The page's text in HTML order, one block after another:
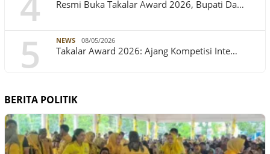
Resmi Buka Takalar Award 2026, Bupati Da…
5 NEWS 08/05/2026
Takalar Award 2026: Ajang Kompetisi Inte…
BERITA POLITIK